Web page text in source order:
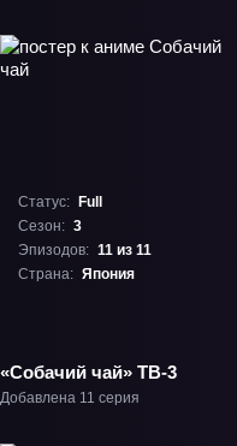
Статус:
Full
Сезон: 3
Эпизодов: 11 из 11
Страна: Япония
«Собачий чай» ТВ-3
Добавлена 11 серия